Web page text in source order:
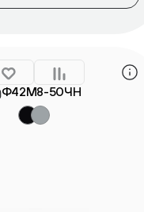
Ф42М8-50ЧН